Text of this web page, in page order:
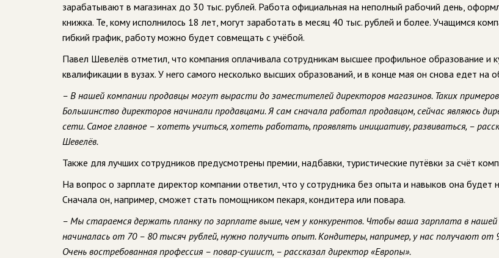
зарабатывают в магазинах до 30 тыс. рублей. Работа официальная на неполный рабочий день,
книжка. Те, кому исполнилось 18 лет, могут заработать в месяц 40 тыс. рублей и более. Учащимся
гибкий график, работу можно будет совмещать с учёбой.
Павел Шевелёв отметил, что компания оплачивала сотрудникам высшее профильное образование и
квалификации в вузах. У него самого несколько высших образований, и в конце мая он снова едет на
– В нашей компании продавцы могут вырасти до заместителей директоров магазинов. Таких
Большинство директоров начинали продавцами. Я сам сначала работал продавцом, сейчас являюсь
сети. Самое главное – хотеть учиться, хотеть работать, проявлять инициативу, развиваться, –
Шевелёв.
Также для лучших сотрудников предусмотрены премии, надбавки, туристические путёвки за счёт
На вопрос о зарплате директор компании ответил, что у сотрудника без опыта и навыков она будет
Сначала он, например, сможет стать помощником пекаря, кондитера или повара.
– Мы стараемся держать планку по зарплате выше, чем у конкурентов. Чтобы ваша зарплата в
начиналась от 70 – 80 тысяч рублей, нужно получить опыт. Кондитеры, например, у нас получают от
Очень востребованная профессия – повар-сушист, – рассказал директор «Европы».